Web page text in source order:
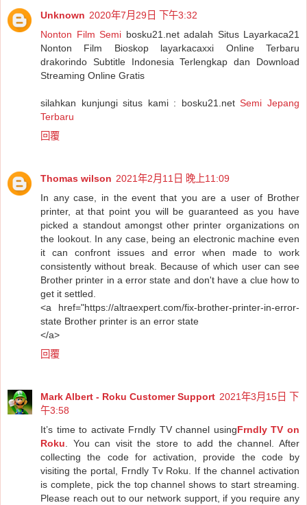
Unknown 2020年7月29日 下午3:32
Nonton Film Semi bosku21.net adalah Situs Layarkaca21
Nonton Film Bioskop layarkacaxxi Online Terbaru
drakorindo Subtitle Indonesia Terlengkap dan Download
Streaming Online Gratis
silahkan kunjungi situs kami : bosku21.netSemi Jepang
Terbaru
回覆
Thomas wilson 2021年2月11日 晚上11:09
In any case, in the event that you are a user of Brother
printer, at that point you will be guaranteed as you have
picked a standout amongst other printer organizations on
the lookout. In any case, being an electronic machine even
it can confront issues and error when made to work
consistently without break. Because of which user can see
Brother printer in a error state and don't have a clue how to
get it settled.
<a href="https://altraexpert.com/fix-brother-printer-in-error-
state Brother printer is an error state
</a>
回覆
Mark Albert - Roku Customer Support 2021年3月15日 下
午3:58
It’s time to activate Frndly TV channel usingFrndly TV on
Roku. You can visit the store to add the channel. After
collecting the code for activation, provide the code by
visiting the portal, Frndly Tv Roku. If the channel activation
is complete, pick the top channel shows to start streaming.
Please reach out to our network support, if you require any